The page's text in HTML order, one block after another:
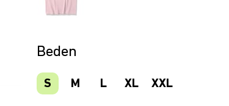
Beden
S M L XL XXL